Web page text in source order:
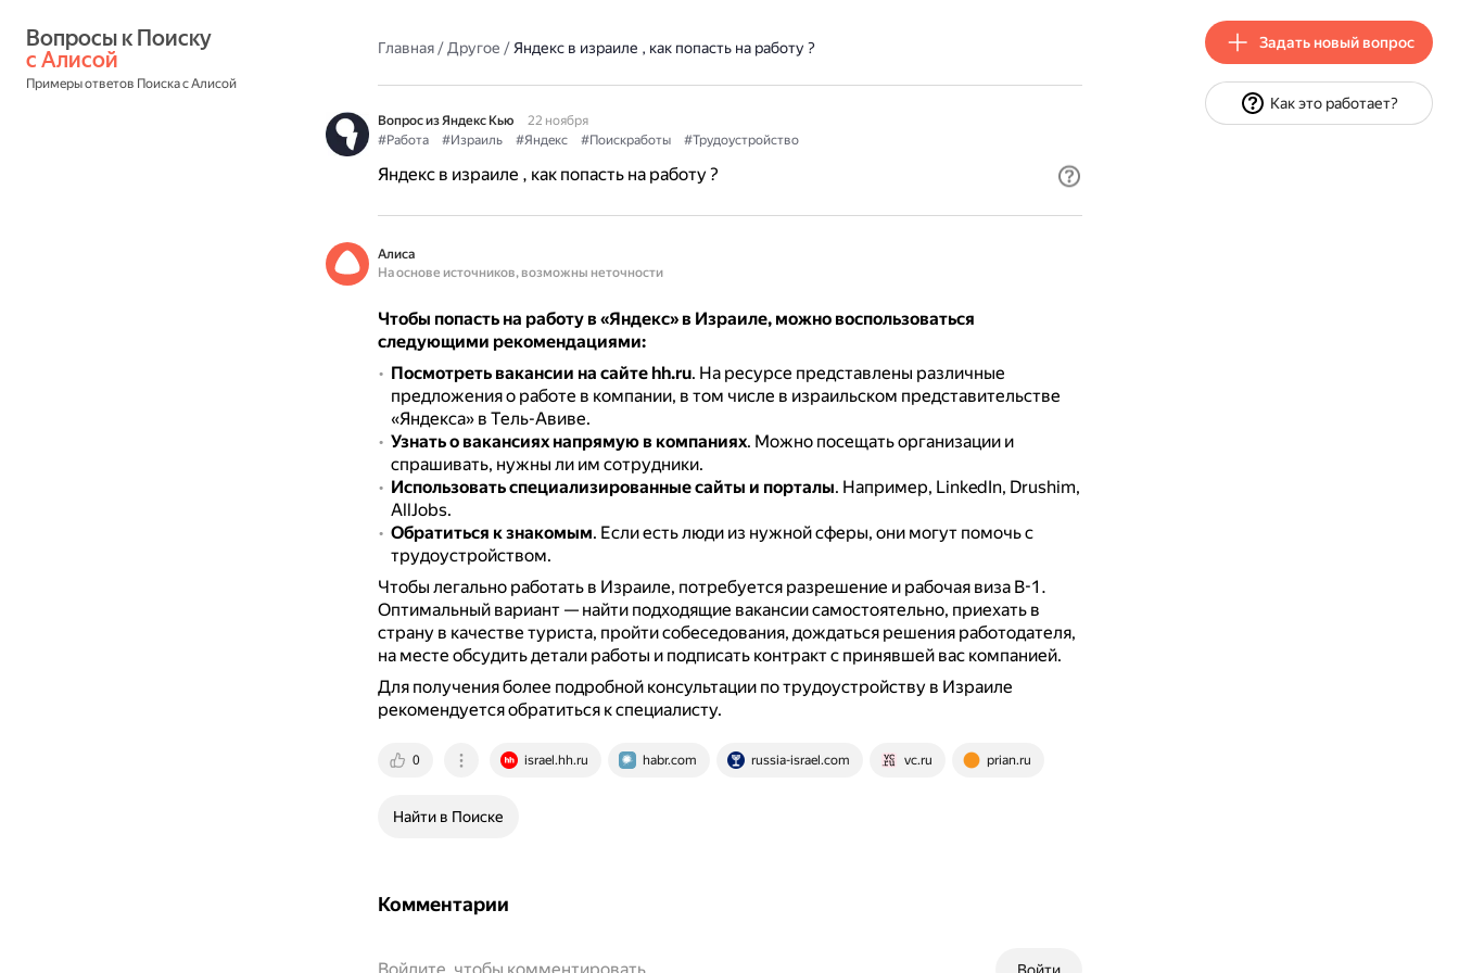
с Алисой
Примеры ответов Поиска с Алисой
Главная/Другое / Яндекс в израиле , как попасть на работу ?
Вопрос из Яндекс Кью
22 ноября
#Работа
#Израиль #Яндекс #Поискработы #Трудоустройство
Яндекс в израиле , как попасть на работу ?
Алиса
На основе источников, возможны неточности
Чтобы попасть на работу в «Яндекс» в Израиле, можно воспользоваться
следующими рекомендациями:
Посмотреть вакансии на сайте hh.ru. На ресурсе представлены различные
предложения о работе в компании, в том числе в израильском представительстве
«Яндекса» в Тель-Авиве.
Узнать о вакансиях напрямую в компаниях. Можно посещать организации и
спрашивать, нужны ли им сотрудники.
Использовать специализированные сайты и порталы. Например, LinkedIn, Drushim,
AllJobs.
Обратиться к знакомым. Если есть люди из нужной сферы, они могут помочь с
трудоустройством.
Чтобы легально работать в Израиле, потребуется разрешение и рабочая виза B-1.
Оптимальный вариант — найти подходящие вакансии самостоятельно, приехать в
страну в качестве туриста, пройти собеседования, дождаться решения работодателя,
на месте обсудить детали работы и подписать контракт с принявшей вас компанией.
Для получения более подробной консультации по трудоустройству в Израиле
рекомендуется обратиться к специалисту.
0 israel.hh.ru habr.com russia-israel.com vc.ru prian.ru
Найти в Поиске
Комментарии
Задать новый вопрос
Как это работает?